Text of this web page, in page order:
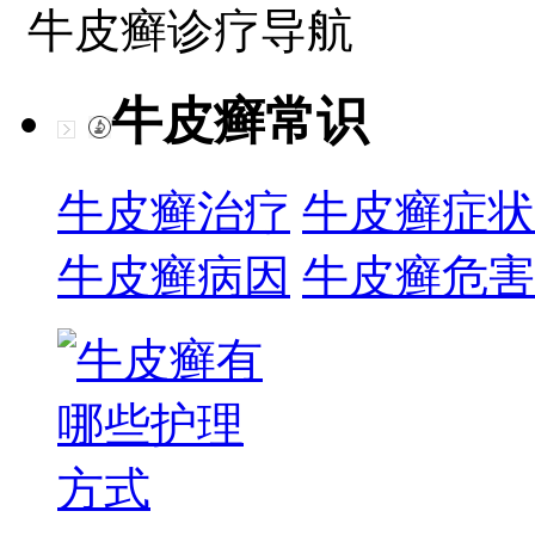
牛皮癣诊疗导航
牛皮癣常识
牛皮癣治疗 牛皮癣症状
牛皮癣病因 牛皮癣危害